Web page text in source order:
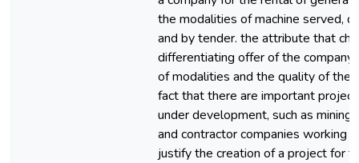
the modalities of machine served,
and by tender. the attribute that
differentiating offer of the company
of modalities and the quality of the
fact that there are important
under development, such as mining
and contractor companies working
justify the creation of a project for